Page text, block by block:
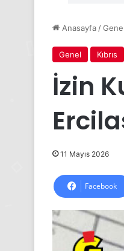
Anasayfa/Genel
Genel Kıbrıs
İzin
11 Mayıs 2026
Facebook